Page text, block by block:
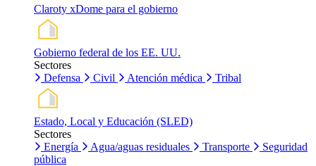
Claroty xDome para el gobierno
Gobierno federal de los EE. UU.
Sectores
Defensa
Civil Atención médica Tribal
Estado, Local y Educación (SLED)
Sectores
Energía
Agua/aguas residuales Transporte
Seguridad
pública